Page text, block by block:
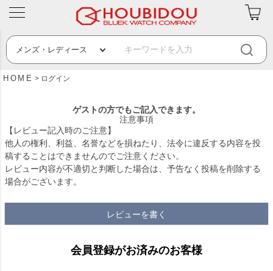
HOME ログイン
ゲストの方でもご記入できます。
注意事項
【レビュー記入時のご注意】
他人の権利、利益、名誉などを損ねたり、法令に違反する内容を投
稿することはできませんのでご注意ください。
レビュー内容が不適切と判断した場合は、予告なく投稿を削除する
場合がございます。
レビューを書く
会員登録がお済みのお客様